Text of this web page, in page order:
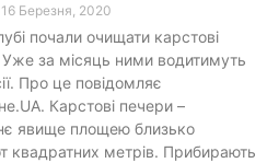
Березня, 2020
почали очищати карстові
за місяць ними водитимуть
Про це повідомляє
Карстові печери –
явище площею близько
квадратних метрів. Прибирають